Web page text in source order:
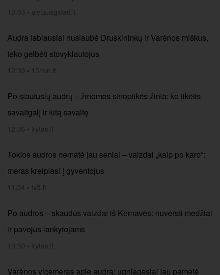
13:03 • alytausgidas.lt
Audra labiausiai nusiaubė Druskininkų ir Varėnos miškus,
teko gelbėti stovyklautojus
12:39 • 15min.lt
Po siautusių audrų – žinomos sinoptikės žinia: ko tikėtis
savaitgalį ir kitą savaitę
12:36 • lrytas.lt
Tokios audros nematė jau seniai – vaizdai „kaip po karo“:
meras kreipiasi į gyventojus
11:04 • tv3.lt
Po audros – skaudūs vaizdai iš Kernavės: nuversti medžiai
ir pavojus lankytojams
10:50 • lrytas.lt
Varėnos vicemeras apie audrą: ugniagesiai jau pametė